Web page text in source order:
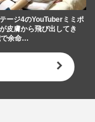
ージ4のYouTuberミミポ
皮膚から飛び出してき
で余命…